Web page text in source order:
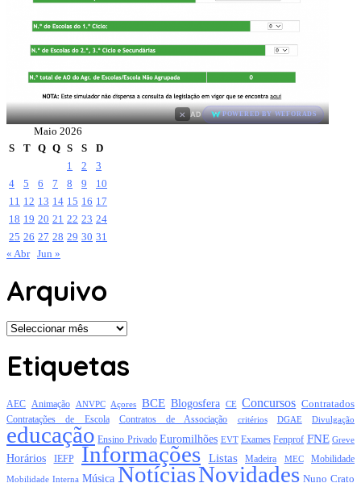
× AD POWERED BY WEFORADS
Maio 2026
S
T Q Q S S
D
1
2
3
4
5 6 7 8 9
10
11 12 13 14 15 16 17
18 19 20 21 22 23 24
25 26 27 28 29 30 31
« Abr Jun »
Arquivo
Arquivo
Etiquetas
AEC Animação ANVPC Açores BCE Blogosfera CE Concursos Contratados
Contratações de Escola Contratos de Associação critérios DGAE Divulgação
educação Ensino Privado Euromilhões EVT Exames Fenprof FNE Greve
Horários IEFP Informações Listas Madeira MEC Mobilidade
Mobilidade Interna Música NotíciasNovidades Nuno Crato